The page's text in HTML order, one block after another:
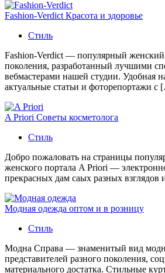
Fashion-Verdict Красота и здоровье
Стиль
Fashion-Verdict — популярный
поколения, разработанный лучшими
вебмастерами нашей студии. Удобная
актуальные статьи и фоторепортажи
A Priori Советы косметолога
Стиль
Добро пожаловать на страницы
женского портала A Priori —
прекрасных дам саых разных
Модная одежда оптом и в розницу
Стиль
Модна Справа — знаменитый вид
представителей разного поколения,
материального достатка. Стильные